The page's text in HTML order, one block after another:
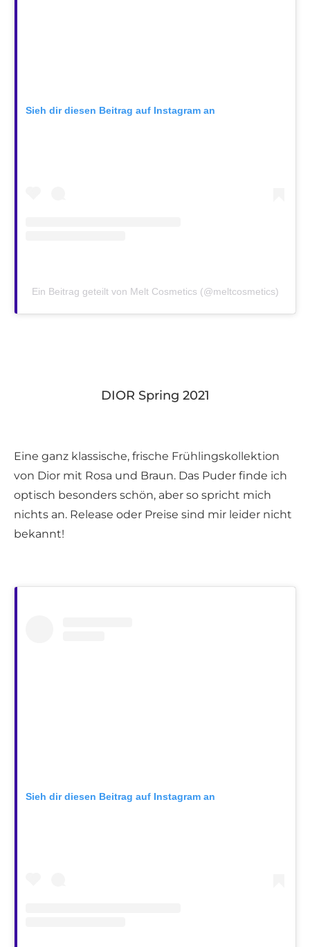
Sieh dir diesen Beitrag auf Instagram an
Ein Beitrag geteilt von Melt Cosmetics (@meltcosmetics)
DIOR Spring 2021
Eine ganz klassische, frische Frühlingskollektion
von Dior mit Rosa und Braun. Das Puder finde ich
optisch besonders schön, aber so spricht mich
nichts an. Release oder Preise sind mir leider nicht
bekannt!
Sieh dir diesen Beitrag auf Instagram an